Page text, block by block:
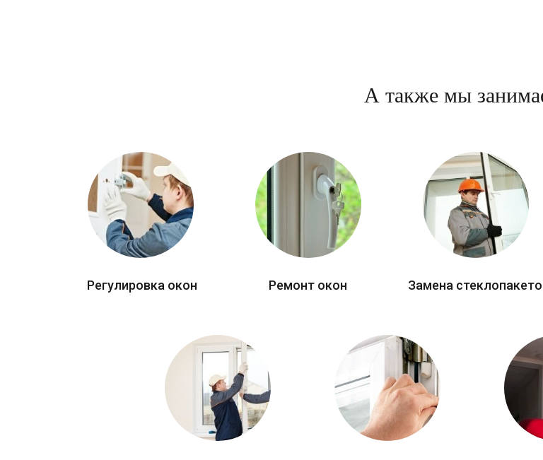
А также мы
Регулировка окон Ремонт окон Замена